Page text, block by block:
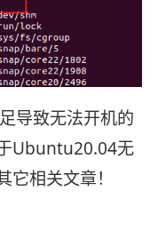
导致无法开机的
Ubuntu20.04无
相关文章！